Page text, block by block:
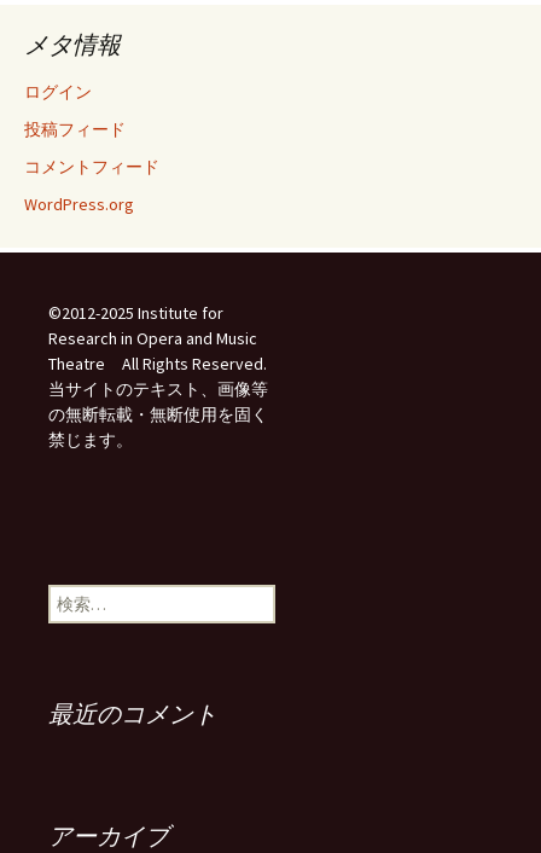
メタ情報
ログイン
投稿フィード
コメントフィード
WordPress.org
©2012-2025 Institute for
Research in Opera and Music
Theatre All Rights Reserved.
当サイトのテキスト、画像等
の無断転載・無断使用を固く
禁じます。
検
索:
最近のコメント
アーカイブ